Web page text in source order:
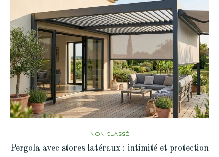
NON CLASSÉ
Pergola avec stores latéraux : intimité et protection